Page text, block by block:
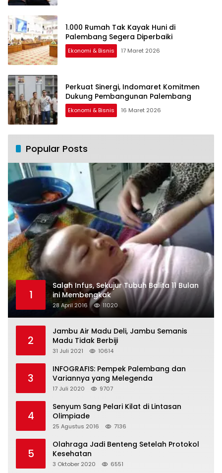
1.000 Rumah Tak Kayak Huni di
Palembang Segera Diperbaiki
Ekonomi & Bisnis 17 Maret 2026
Perkuat Sinergi, Indomaret Komitmen
Dukung Pembangunan Palembang
Ekonomi & Bisnis 16 Maret 2026
Popular Posts
1
Salah Infus, Sekujur Tubuh Balita 11 Bulan
ini Membengkak
28 April 2016 11020
2
Jambu Air Madu Deli, Jambu Semanis
Madu Tidak Berbiji
31 Juli 2021 10614
3
INFOGRAFIS: Pempek Palembang dan
Variannya yang Melegenda
17 Juli 2020 9707
4
Senyum Sang Pelari Kilat di Lintasan
Olimpiade
25 Agustus 2016 7136
5
Olahraga Jadi Benteng Setelah Protokol
Kesehatan
3 Oktober 2020 6551